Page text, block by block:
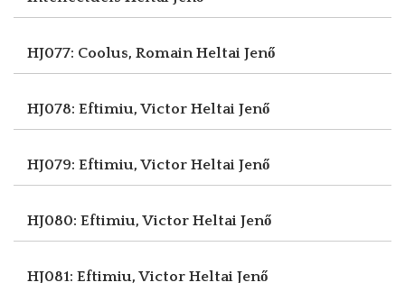
HJ077: Coolus, RomainHeltai Jenő
HJ078: Eftimiu, Victor Heltai Jenő
HJ079: Eftimiu, Victor Heltai Jenő
HJ080: Eftimiu, Victor Heltai Jenő
HJ081: Eftimiu, Victor Heltai Jenő